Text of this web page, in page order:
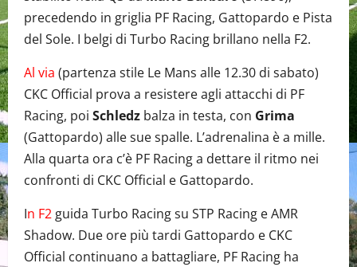
precedendo in griglia PF Racing, Gattopardo e Pista
del Sole. I belgi di Turbo Racing brillano nella F2.
Al via (partenza stile Le Mans alle 12.30 di sabato)
CKC Official prova a resistere agli attacchi di PF
Racing, poi Schledz balza in testa, con Grima
(Gattopardo) alle sue spalle. L’adrenalina è a mille.
Alla quarta ora c’è PF Racing a dettare il ritmo nei
confronti di CKC Official e Gattopardo.
In F2 guida Turbo Racing su STP Racing e AMR
Shadow. Due ore più tardi Gattopardo e CKC
Official continuano a battagliare, PF Racing ha